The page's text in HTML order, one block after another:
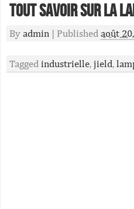
Tout Savoir Sur La
By admin | Published août
Tagged industrielle, jield,